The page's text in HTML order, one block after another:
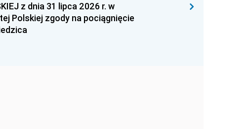
z dnia 31 lipca 2026 r. w
Polskiej zgody na pociągnięcie